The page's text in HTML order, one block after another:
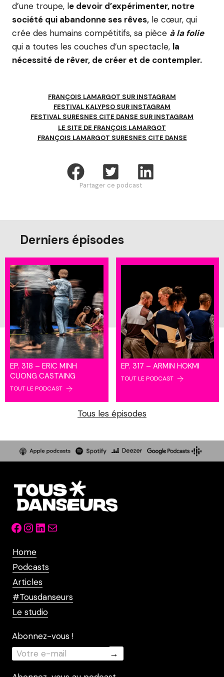
d’une troupe, le devoir d’expérimenter, notre
société qui abandonne ses rêves, le cœur, qui
crée des humains compétitifs, sa pièce à la folie
qui a toutes les couches d’un spectacle, la
nécessité de rêver, de créer et de contempler.
FRANÇOIS LAMARGOT SUR INSTAGRAM
FESTIVAL KALYPSO SUR INSTAGRAM
FESTIVAL SURESNES CITE DANSE SUR INSTAGRAM
LE SITE DE FRANÇOIS LAMARGOT
FRANÇOIS LAMARGOT SURESNES CITE DANSE
Partager ce podcast
Derniers épisodes
EP. 318 – ERIC MINH
CUONG CASTAING
TOUT LE PODCAST
EP. 317 – ARMIN HOKMI
TOUT LE PODCAST
Tous les épisodes
Facebook
Instagram
LinkedIn
Mail
Home
Podcasts
Articles
#Tousdanseurs
Le studio
Abonnez-vous !